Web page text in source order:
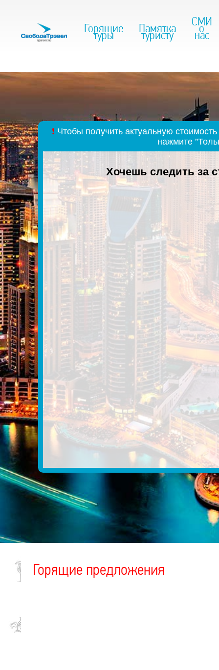
Горящие
туры Памятка
туристу
СМИ
о
нас
❗ Чтобы получить актуальную
нажмите
Хочешь следить за
Горящие предложения